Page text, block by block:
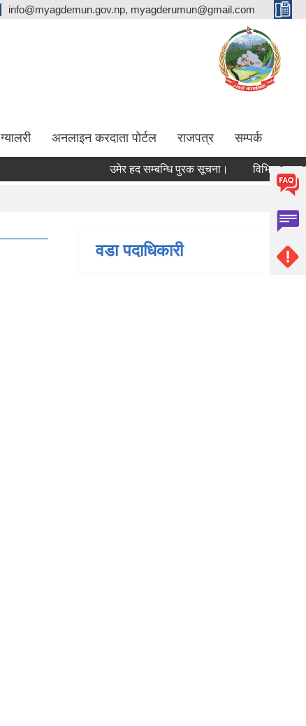
info@myagdemun.gov.np, myagderumun@gmail.com
ग्यालरी अनलाइन करदाता पोर्टल राजपत्र सम्पर्क
उमेर हद सम्बन्धि पुरक सूचना। विभिन्न पदमा
वडा पदाधिकारी